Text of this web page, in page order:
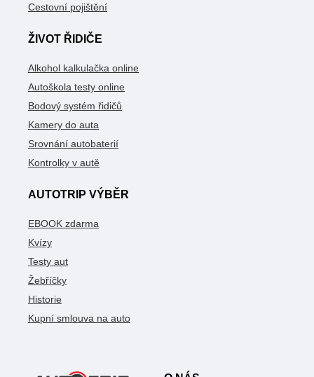
Cestovní pojištění
ŽIVOT ŘIDIČE
Alkohol kalkulačka online
Autoškola testy online
Bodový systém řidičů
Kamery do auta
Srovnání autobaterií
Kontrolky v autě
AUTOTRIP VÝBĚR
EBOOK zdarma
Kvízy
Testy aut
Žebříčky
Historie
Kupní smlouva na auto